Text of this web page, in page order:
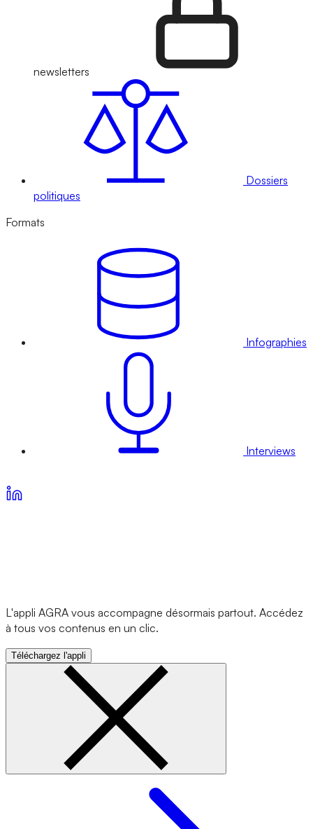
newsletters
Dossiers
politiques
Formats
Infographies
Interviews
L'appli AGRA vous accompagne désormais partout. Accédez
à tous vos contenus en un clic.
Téléchargez l'appli